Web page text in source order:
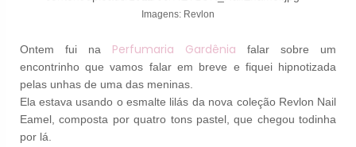
Imagens: Revlon
Ontem fui na Perfumaria Gardênia falar sobre um
encontrinho que vamos falar em breve e fiquei hipnotizada
pelas unhas de uma das meninas.
Ela estava usando o esmalte lilás da nova coleção Revlon Nail
Eamel, composta por quatro tons pastel, que chegou todinha
por lá.